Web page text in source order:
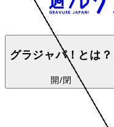
グラジャパ！とは？
開/閉